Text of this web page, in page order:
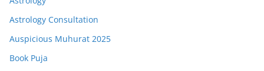
Astrology Consultation
Auspicious Muhurat 2025
Book Puja